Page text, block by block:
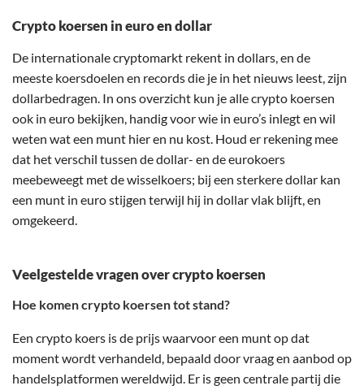
Crypto koersen in euro en dollar
De internationale cryptomarkt rekent in dollars, en de
meeste koersdoelen en records die je in het nieuws leest, zijn
dollarbedragen. In ons overzicht kun je alle crypto koersen
ook in euro bekijken, handig voor wie in euro’s inlegt en wil
weten wat een munt hier en nu kost. Houd er rekening mee
dat het verschil tussen de dollar- en de eurokoers
meebeweegt met de wisselkoers; bij een sterkere dollar kan
een munt in euro stijgen terwijl hij in dollar vlak blijft, en
omgekeerd.
Veelgestelde vragen over crypto koersen
Hoe komen crypto koersen tot stand?
Een crypto koers is de prijs waarvoor een munt op dat
moment wordt verhandeld, bepaald door vraag en aanbod op
handelsplatformen wereldwijd. Er is geen centrale partij die